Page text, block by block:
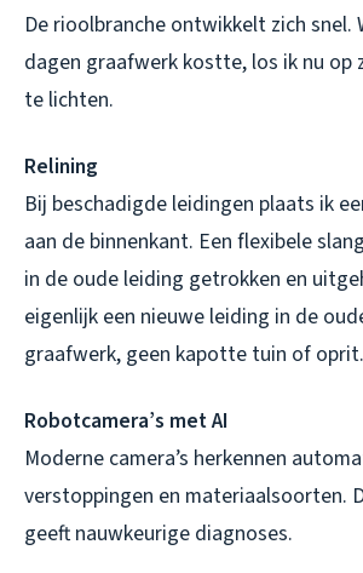
De rioolbranche ontwikkelt zich snel.
dagen graafwerk kostte, los ik nu op
te lichten.
Relining
Bij beschadigde leidingen plaats ik
aan de binnenkant. Een flexibele
in de oude leiding getrokken en
eigenlijk een nieuwe leiding in de
graafwerk, geen kapotte tuin of oprit.
Robotcamera’s met AI
Moderne camera’s herkennen
verstoppingen en materiaalsoorten.
geeft nauwkeurige diagnoses.